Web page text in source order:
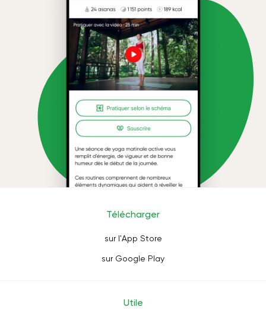
Télécharger
sur l'App Store
sur Google Play
Utile